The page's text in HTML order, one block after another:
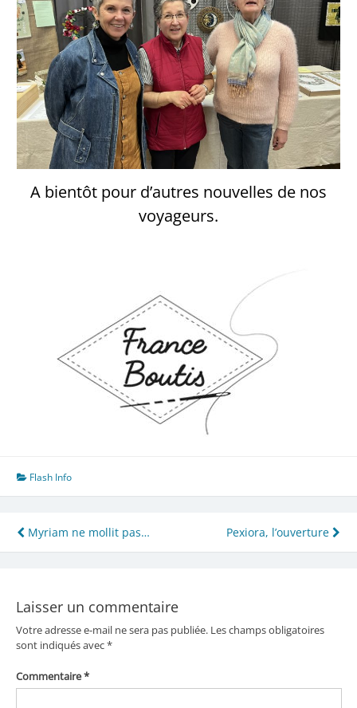
A bientôt pour d’autres nouvelles de nos
voyageurs.
Flash Info
Navigation
de
Myriam ne mollit pas… Pexiora, l’ouverture
Laisser un commentaire
Votre adresse e-mail ne sera pas publiée. Les champs obligatoires
sont indiqués avec*
Commentaire*